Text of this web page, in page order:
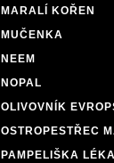
MARALÍ KOŘEN
MUČENKA
NEEM
NOPAL
OLIVOVNÍK
OSTROPESTŘEC
PAMPELIŠKA